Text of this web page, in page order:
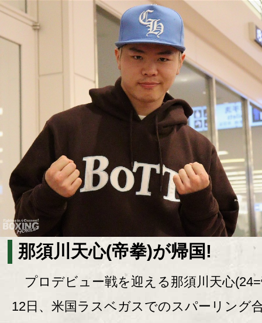
那須川天心(帝拳)が帰国!
プロデビュー戦を迎える那須川天心
12日、米国ラスベガスでのスパーリング